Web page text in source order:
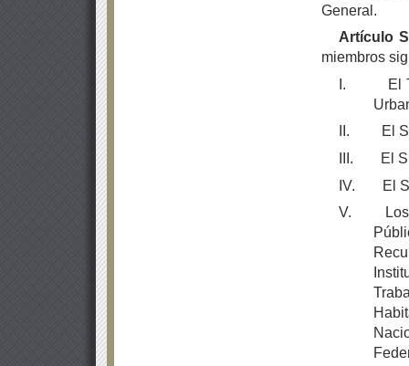
General.
Artículo
miembros
I.
El
II.
El
III.
El
IV.
El
V.